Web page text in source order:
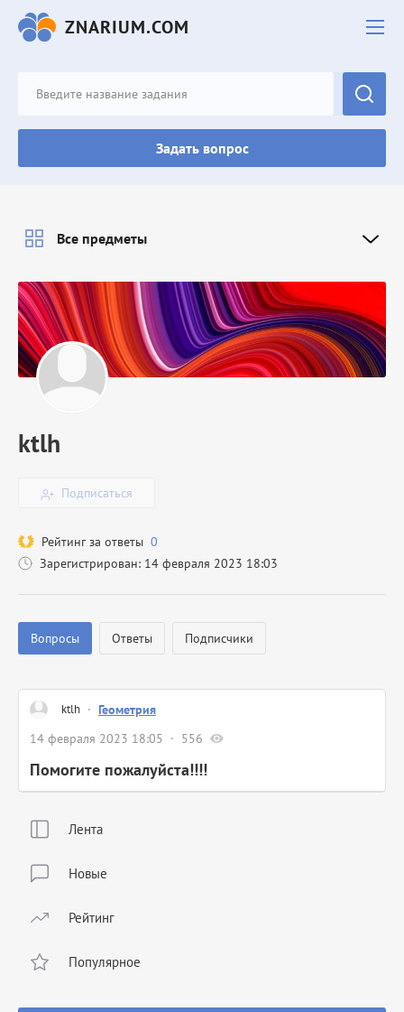
ZNARIUM.COM
Задать вопрос
Лента
Новые
Рейтинг
Популярное
ktlh
Подписаться
Рейтинг за ответы 0
Зарегистрирован: 14 февраля 2023 18:03
Вопросы Ответы Подписчики
ktlh · Геометрия
14 февраля 2023 18:05
556
Помогите пожалуйста!!!!
Все предметы